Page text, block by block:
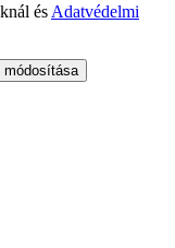
és Adatvédelmi
módosítása